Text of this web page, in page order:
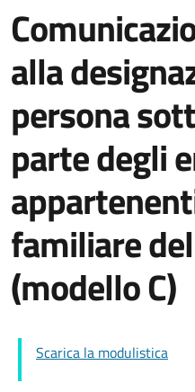
alla
persona
parte degli
familiare
(modello C)
Scarica la modulistica